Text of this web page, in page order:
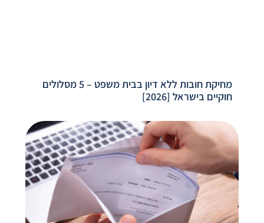
מחיקת חובות ללא דיון בבית משפט – 5 מסלולים
חוקיים בישראל [2026]